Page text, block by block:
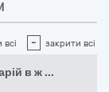
всі - закрити всі
в ж ...